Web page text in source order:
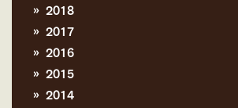
2018
2017
2016
2015
2014